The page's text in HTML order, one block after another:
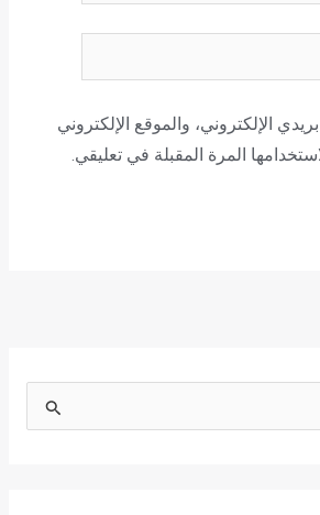
الإلكتروني، والموقع الإلكتروني
المرة المقبلة في تعليقي.